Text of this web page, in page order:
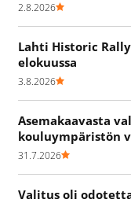
2.8.2026
Lahti Historic
elokuussa
3.8.2026
Asemakaavasta
kouluympäristön
31.7.2026
Valitus oli